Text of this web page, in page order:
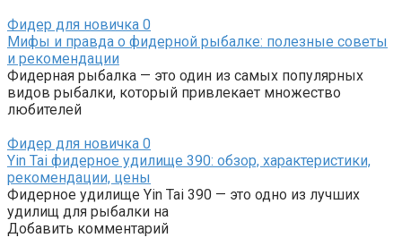
Фидер для новичка 0
Мифы и правда о фидерной рыбалке: полезные советы
и рекомендации
Фидерная рыбалка — это один из самых популярных
видов рыбалки, который привлекает множество
любителей
Фидер для новичка 0
Yin Tai фидерное удилище 390: обзор, характеристики,
рекомендации, цены
Фидерное удилище Yin Tai 390 — это одно из лучших
удилищ для рыбалки на
Добавить комментарий